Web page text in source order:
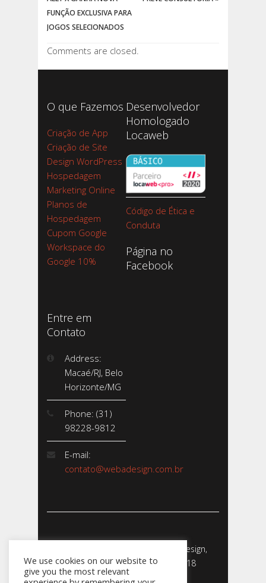
FUNÇÃO EXCLUSIVA PARA
JOGOS SELECIONADOS
Comments are closed.
O que Fazemos
Criação de App
Criação de Site
Design WordPress
Hospedagem
Marketing Online
Planos de
Hospedagem
Cupom Google
Workspace do
Google 10%
Desenvolvedor
Homologado
Locaweb
Código de Ética e
Conduta
Página no
Facebook
Entre em
Contato
Address:
Macaé/RJ, Belo
Horizonte/MG
Phone: (31)
98228-9812
E-mail:
contato@webadesign.com.br
Webadesign - Empresa de Webdesign,
Desenvolvimento de Sites - 2018
CNPJ: 23.856.204/0001-­24
We use cookies on our website to
give you the most relevant